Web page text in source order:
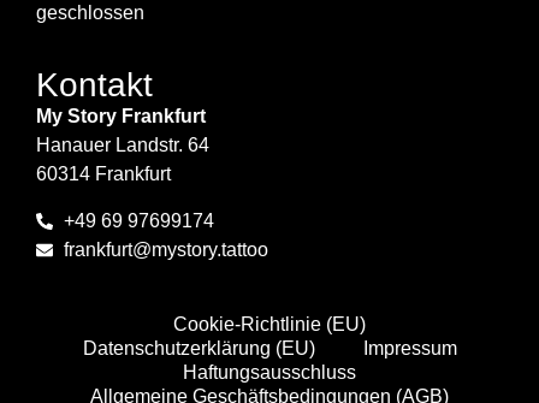
geschlossen
Kontakt
My Story Frankfurt
Hanauer Landstr. 64
60314 Frankfurt
+49 69 97699174
frankfurt@mystory.tattoo
Cookie-Richtlinie (EU)
Datenschutzerklärung (EU)
Impressum
Haftungsausschluss
Allgemeine Geschäftsbedingungen (AGB)